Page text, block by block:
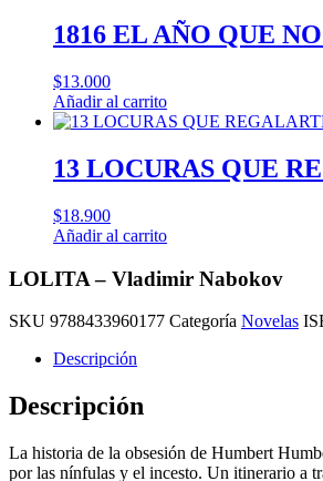
1816 EL AÑO QUE
$13.000
Añadir al carrito
13 LOCURAS QUE
$18.900
Añadir al carrito
LOLITA – Vladimir Nabokov
SKU 9788433960177 Categoría Novelas
Descripción
Descripción
La historia de la obsesión de Humbert
por las nínfulas y el incesto. Un itinerario a